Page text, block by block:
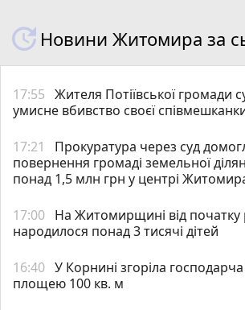
Новини Житомира за
17:55 Жителя Потіївської громади
умисне вбивство своєї
17:21
Прокуратура через суд
повернення громаді земельної
понад 1,5 млн грн у центрі
17:00 На Житомирщині від початку
народилося понад 3 тисячі дітей
16:40 У Корнині згоріла господарча
площею 100 кв. м